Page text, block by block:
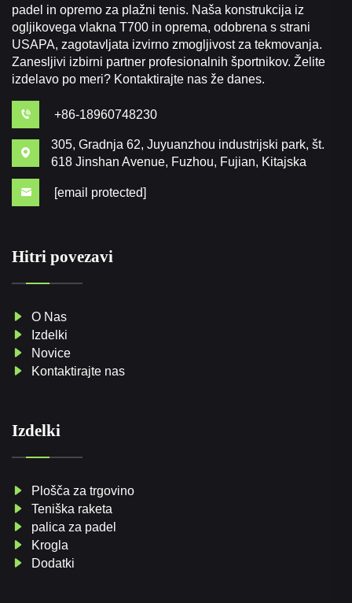
padel in opremo za plažni tenis. Naša konstrukcija iz
ogljikovega vlakna T700 in oprema, odobrena s strani
USAPA, zagotavljata izvirno zmogljivost za tekmovanja.
Zanesljivi izbirni partner profesionalnih športnikov. Želite
izdelavo po meri? Kontaktirajte nas že danes.
+86-18960748230
305, Gradnja 62, Juyuanzhou industrijski park, št.
618 Jinshan Avenue, Fuzhou, Fujian, Kitajska
[email protected]
Hitri povezavi
O Nas
Izdelki
Novice
Kontaktirajte nas
Izdelki
Plošča za trgovino
Teniška raketa
palica za padel
Krogla
Dodatki